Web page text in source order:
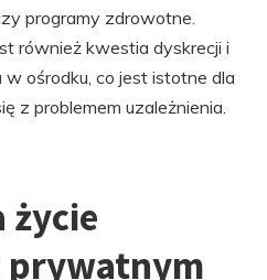
programy zdrowotne.
również kwestia dyskrecji i
ośrodku, co jest istotne dla
z problemem uzależnienia.
życie
prywatnym